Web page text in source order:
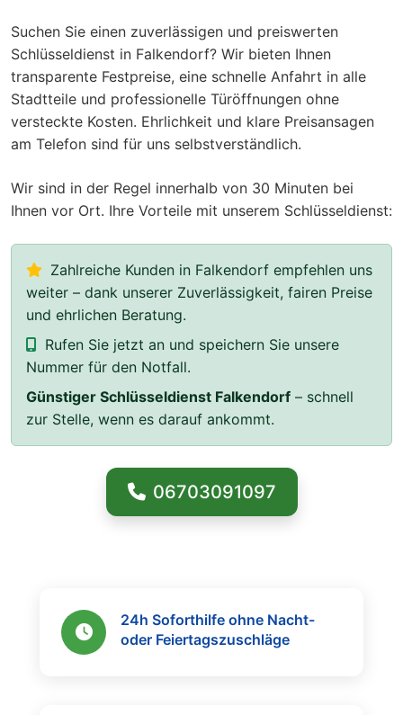
Suchen Sie einen zuverlässigen und preiswerten
Schlüsseldienst in Falkendorf? Wir bieten Ihnen
transparente Festpreise, eine schnelle Anfahrt in alle
Stadtteile und professionelle Türöffnungen ohne
versteckte Kosten. Ehrlichkeit und klare Preisansagen
am Telefon sind für uns selbstverständlich.
Wir sind in der Regel innerhalb von 30 Minuten bei
Ihnen vor Ort. Ihre Vorteile mit unserem Schlüsseldienst:
Zahlreiche Kunden in Falkendorf empfehlen uns
weiter – dank unserer Zuverlässigkeit, fairen Preise
und ehrlichen Beratung.
Rufen Sie jetzt an und speichern Sie unsere
Nummer für den Notfall.
Günstiger Schlüsseldienst Falkendorf – schnell
zur Stelle, wenn es darauf ankommt.
06703091097
24h Soforthilfe ohne Nacht-
oder Feiertagszuschläge